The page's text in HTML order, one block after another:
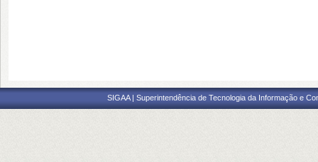
SIGAA | Superintendência de Tecnologia da Informação e